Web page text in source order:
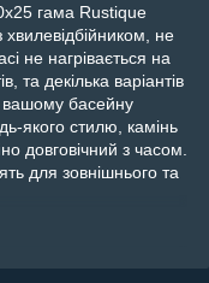
гама Rustique
не
не нагрівається на
та декілька варіантів
вашому басейну
якого стилю, камінь
довговічний з часом.
для зовнішнього та